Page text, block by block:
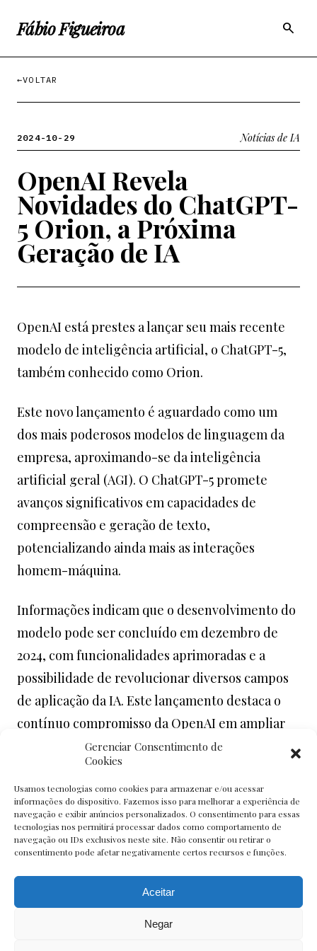
Gerenciar Consentimento de
Cookies
Usamos tecnologias como cookies para armazenar e/ou acessar
informações do dispositivo. Fazemos isso para melhorar a experiência de
navegação e exibir anúncios personalizados. O consentimento para essas
tecnologias nos permitirá processar dados como comportamento de
navegação ou IDs exclusivos neste site. Não consentir ou retirar o
consentimento pode afetar negativamente certos recursos e funções.
Aceitar
Negar
Fábio Figueiroa search
←VOLTAR
2024-10-29 Notícias de IA
OpenAI Revela
Novidades do ChatGPT-
5 Orion, a Próxima
Geração de IA
OpenAI está prestes a lançar seu mais recente
modelo de inteligência artificial, o ChatGPT-5,
também conhecido como Orion.
Este novo lançamento é aguardado como um
dos mais poderosos modelos de linguagem da
empresa, aproximando-se da inteligência
artificial geral (AGI). O ChatGPT-5 promete
avanços significativos em capacidades de
compreensão e geração de texto,
potencializando ainda mais as interações
homem-máquina.
Informações indicam que o desenvolvimento do
modelo pode ser concluído em dezembro de
2024, com funcionalidades aprimoradas e a
possibilidade de revolucionar diversos campos
de aplicação da IA. Este lançamento destaca o
contínuo compromisso da OpenAI em ampliar
os horizontes da tecnologia de inteligência
Para mais informações, acesse a matéria original
em:https://www.firstpost.com/tech/openai-to-
launch-gpt-5-aka-orion-soon-their-most-
powerful-closest-to-agi-lm-yet-13829844.html